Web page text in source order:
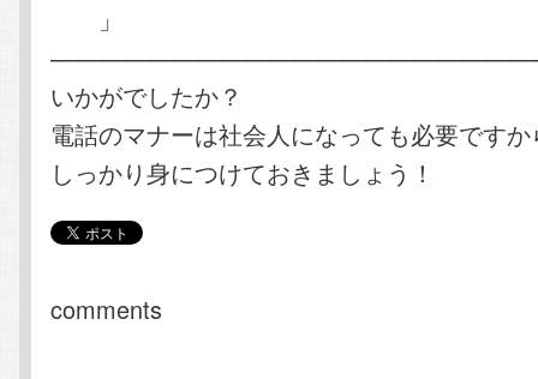
」
いかがでしたか？
電話のマナーは社会人になっても必要です
しっかり身につけておきましょう！
comments